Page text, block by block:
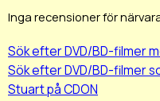
Inga recensioner för
Sök efter DVD/BD-filmer
Sök efter DVD/BD-filmer
Stuart på CDON